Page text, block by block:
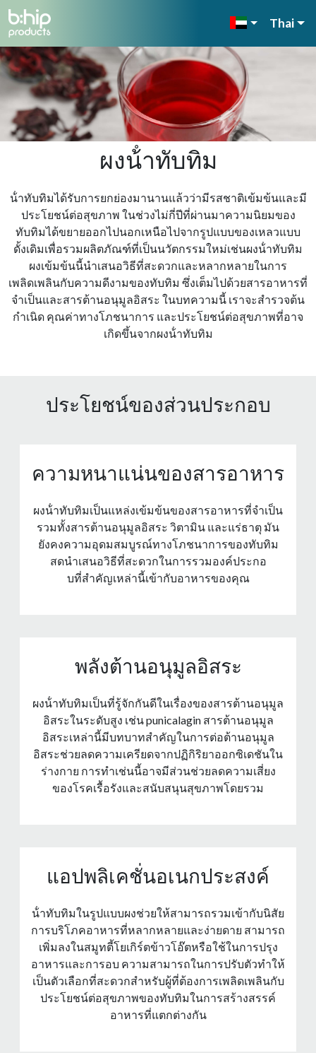
Thai
ผงน้ําทับทิม
น้ําทับทิมได้รับการยกย่องมานานแล้วว่ามีรสชาติเข้มข้นและมี
ประโยชน์ต่อสุขภาพ ในช่วงไม่กี่ปีที่ผ่านมาความนิยมของ
ทับทิมได้ขยายออกไปนอกเหนือไปจากรูปแบบของเหลวแบบ
ดั้งเดิมเพื่อรวมผลิตภัณฑ์ที่เป็นนวัตกรรมใหม่เช่นผงน้ําทับทิม
ผงเข้มข้นนี้นําเสนอวิธีที่สะดวกและหลากหลายในการ
เพลิดเพลินกับความดีงามของทับทิม ซึ่งเต็มไปด้วยสารอาหารที่
จําเป็นและสารต้านอนุมูลอิสระ ในบทความนี้ เราจะสํารวจต้น
กําเนิด คุณค่าทางโภชนาการ และประโยชน์ต่อสุขภาพที่อาจ
เกิดขึ้นจากผงน้ําทับทิม
ประโยชน์ของส่วนประกอบ
ความหนาแน่นของสารอาหาร
ผงน้ําทับทิมเป็นแหล่งเข้มข้นของสารอาหารที่จําเป็น
รวมทั้งสารต้านอนุมูลอิสระ วิตามิน และแร่ธาตุ มัน
ยังคงความอุดมสมบูรณ์ทางโภชนาการของทับทิม
สดนําเสนอวิธีที่สะดวกในการรวมองค์ประกอ
บที่สําคัญเหล่านี้เข้ากับอาหารของคุณ
พลังต้านอนุมูลอิสระ
ผงน้ําทับทิมเป็นที่รู้จักกันดีในเรื่องของสารต้านอนุมูล
อิสระในระดับสูง เช่น punicalagin สารต้านอนุมูล
อิสระเหล่านี้มีบทบาทสําคัญในการต่อต้านอนุมูล
อิสระช่วยลดความเครียดจากปฏิกิริยาออกซิเดชันใน
ร่างกาย การทําเช่นนี้อาจมีส่วนช่วยลดความเสี่ยง
ของโรคเรื้อรังและสนับสนุนสุขภาพโดยรวม
แอปพลิเคชั่นอเนกประสงค์
น้ําทับทิมในรูปแบบผงช่วยให้สามารถรวมเข้ากับนิสัย
การบริโภคอาหารที่หลากหลายและง่ายดาย สามารถ
เพิ่มลงในสมูทตี้โยเกิร์ตข้าวโอ๊ตหรือใช้ในการปรุง
อาหารและการอบ ความสามารถในการปรับตัวทําให้
เป็นตัวเลือกที่สะดวกสําหรับผู้ที่ต้องการเพลิดเพลินกับ
ประโยชน์ต่อสุขภาพของทับทิมในการสร้างสรรค์
อาหารที่แตกต่างกัน